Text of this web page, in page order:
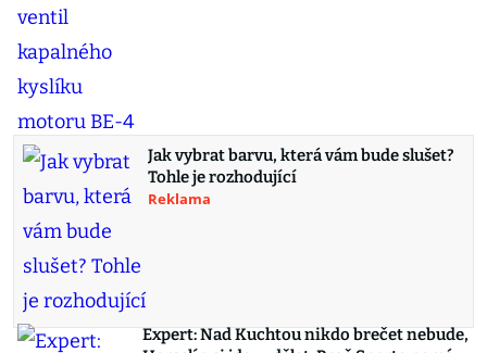
Jak vybrat barvu, která vám bude slušet?
Tohle je rozhodující
Reklama
Expert: Nad Kuchtou nikdo brečet nebude,